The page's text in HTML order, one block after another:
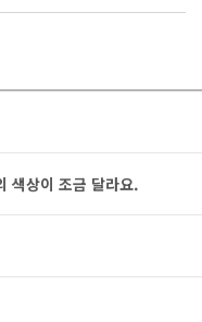
색상이 조금 달라요.